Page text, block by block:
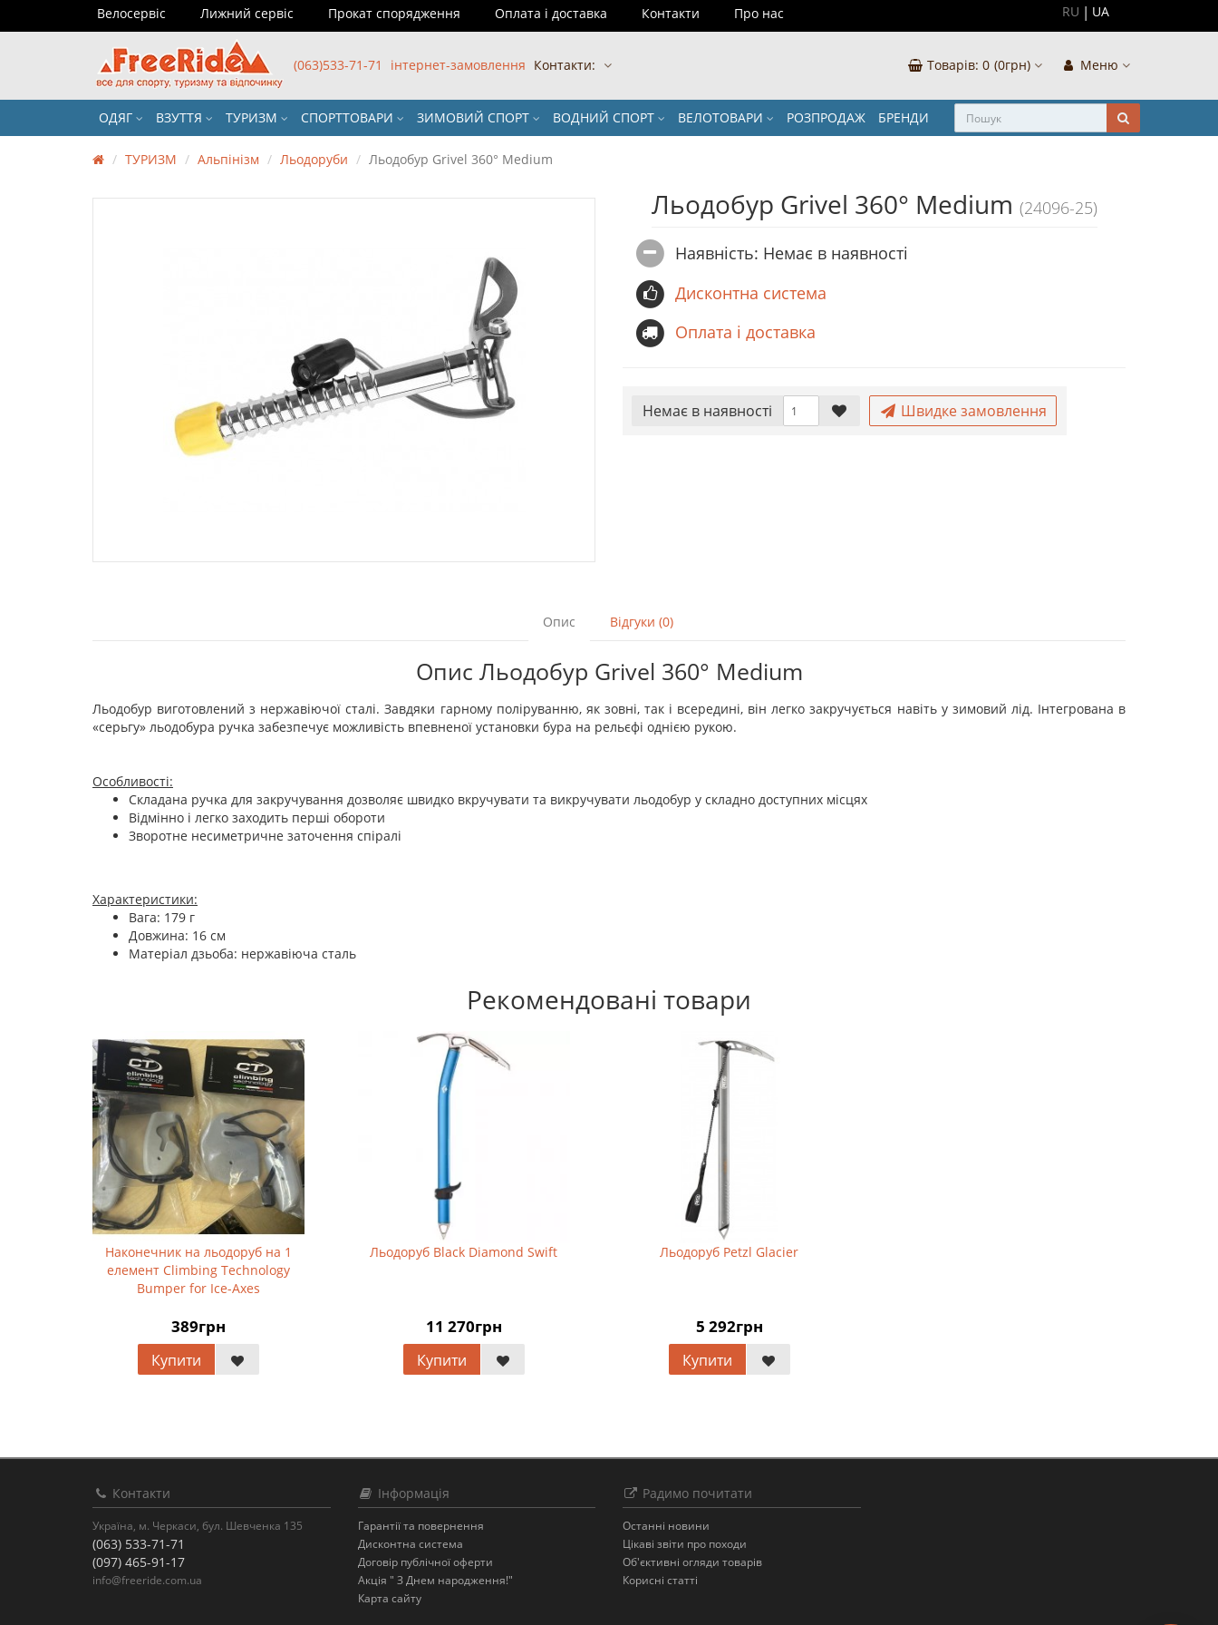
Велосервіс Лижний сервіс Прокат спорядження Оплата і доставка Контакти Про нас RU UA
(063)533-71-71 інтернет-замовлення Контакти: (0грн)
Товарів: 0 Меню
ОДЯГ ВЗУТТЯ ТУРИЗМ СПОРТТОВАРИ ЗИМОВИЙ СПОРТ ВОДНИЙ СПОРТ ВЕЛОТОВАРИ РОЗПРОДАЖ БРЕНДИ
ТУРИЗМ Альпінізм Льодоруби Льодобур Grivel 360° Medium
Льодобур Grivel 360° Medium (24096-25)
Наявність: Немає в наявностi
Дисконтна система
Оплата і доставка
Немає в наявностi Швидке замовлення
Опис Відгуки (0)
Опис Льодобур Grivel 360° Medium
Льодобур виготовлений з нержавіючої сталі. Завдяки гарному поліруванню, як зовні, так і всередині, він легко закручується навіть у зимовий лід. Інтегрована в
«серьгу» льодобура ручка забезпечує можливість впевненої установки бура на рельєфі однією рукою.
Особливості:
Складана ручка для закручування дозволяє швидко вкручувати та викручувати льодобур у складно доступних місцях
Відмінно і легко заходить перші обороти
Зворотне несиметричне заточення спіралі
Характеристики:
Вага: 179 г
Довжина: 16 см
Матеріал дзьоба: нержавіюча сталь
Рекомендовані товари
Наконечник на льодоруб на 1
елемент Climbing Technology
Bumper for Ice-Axes
389грн
Купити
Льодоруб Black Diamond Swift
11 270грн
Купити
Льодоруб Petzl Glacier
5 292грн
Купити
Контакти
Україна, м. Черкаси, бул. Шевченка 135
(063) 533-71-71
(097) 465-91-17
info@freeride.com.ua
Інформація
Гарантії та повернення
Дисконтна система
Договір публічної оферти
Акція " З Днем народження!"
Карта сайту
Радимо почитати
Останнi новини
Цікаві звіти про походи
Об'єктивні огляди товарів
Корисні статті